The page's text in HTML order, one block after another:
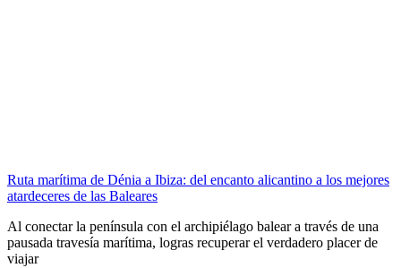
Ruta marítima de Dénia a Ibiza: del encanto alicantino a los mejores
atardeceres de las Baleares
Al conectar la península con el archipiélago balear a través de una
pausada travesía marítima, logras recuperar el verdadero placer de
viajar